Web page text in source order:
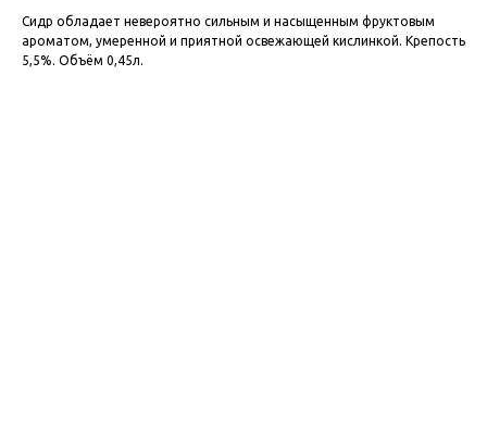
Сидр обладает невероятно сильным и насыщенным фруктовым
ароматом, умеренной и приятной освежающей кислинкой. Крепость
5,5%. Объём 0,45л.